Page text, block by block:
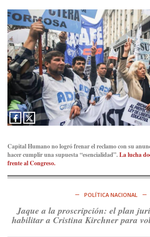
RT@PJCampana2022 : Asumimos una
Partido Justicialista de Campana, con el
compañero@caortega64vuelva a…
Capital Humano no logró frenar el reclamo con su
hacer cumplir una supuesta “esencialidad”.La lucha
frente al Congreso.
POLÍTICA NACIONAL
Jaque a la proscripción: el plan
habilitar a Cristina Kirchner para